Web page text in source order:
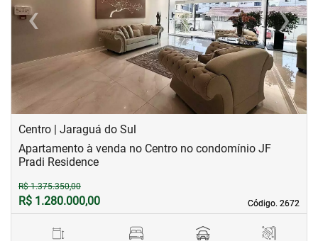
‹Previous ›Next
Centro | Jaraguá do Sul
Código. 2672
Código. 2672
Apartamento à venda no Centro no condomínio JF
Pradi Residence
R$ 1.375.350,00
R$ 1.280.000,00